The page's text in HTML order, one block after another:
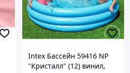
Intex Бассейн 59416 NP
"Кристалл" (12) винил,